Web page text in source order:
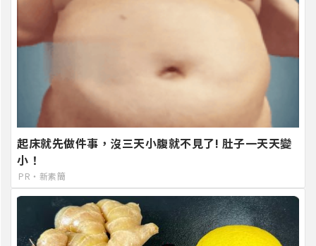
起床就先做件事，沒三天小腹就不見了! 肚子一天天變
小！
PR・新素簡